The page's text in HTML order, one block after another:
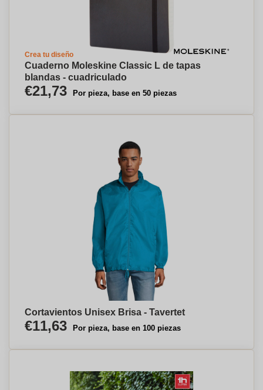
Crea tu diseño
Cuaderno Moleskine Classic L de tapas
blandas - cuadriculado
€21,73 Por pieza, base en 50 piezas
Cortavientos Unisex Brisa - Tavertet
€11,63 Por pieza, base en 100 piezas